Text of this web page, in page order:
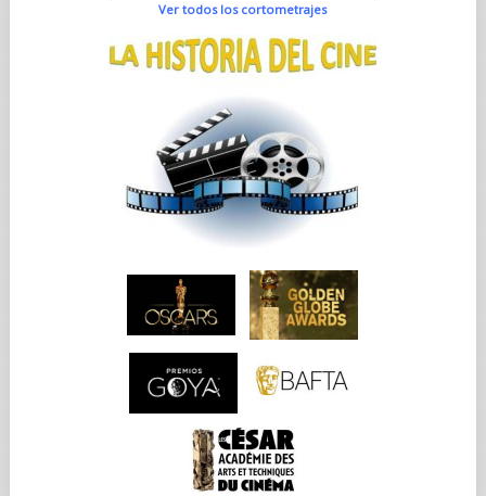
Ver todos los cortometrajes